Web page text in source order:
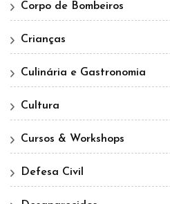
Corpo de Bombeiros
Crianças
Culinária e Gastronomia
Cultura
Cursos & Workshops
Defesa Civil